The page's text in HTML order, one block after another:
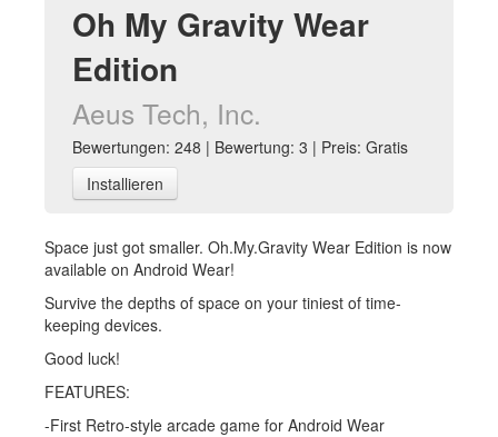
Oh My Gravity Wear
Edition
Aeus Tech, Inc.
Bewertungen: 248 | Bewertung: 3 | Preis: Gratis
Installieren
Space just got smaller. Oh.My.Gravity Wear Edition is now
available on Android Wear!
Survive the depths of space on your tiniest of time-
keeping devices.
Good luck!
FEATURES:
-First Retro-style arcade game for Android Wear